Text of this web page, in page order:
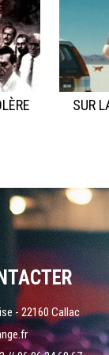
SUR
- 22160 Callac